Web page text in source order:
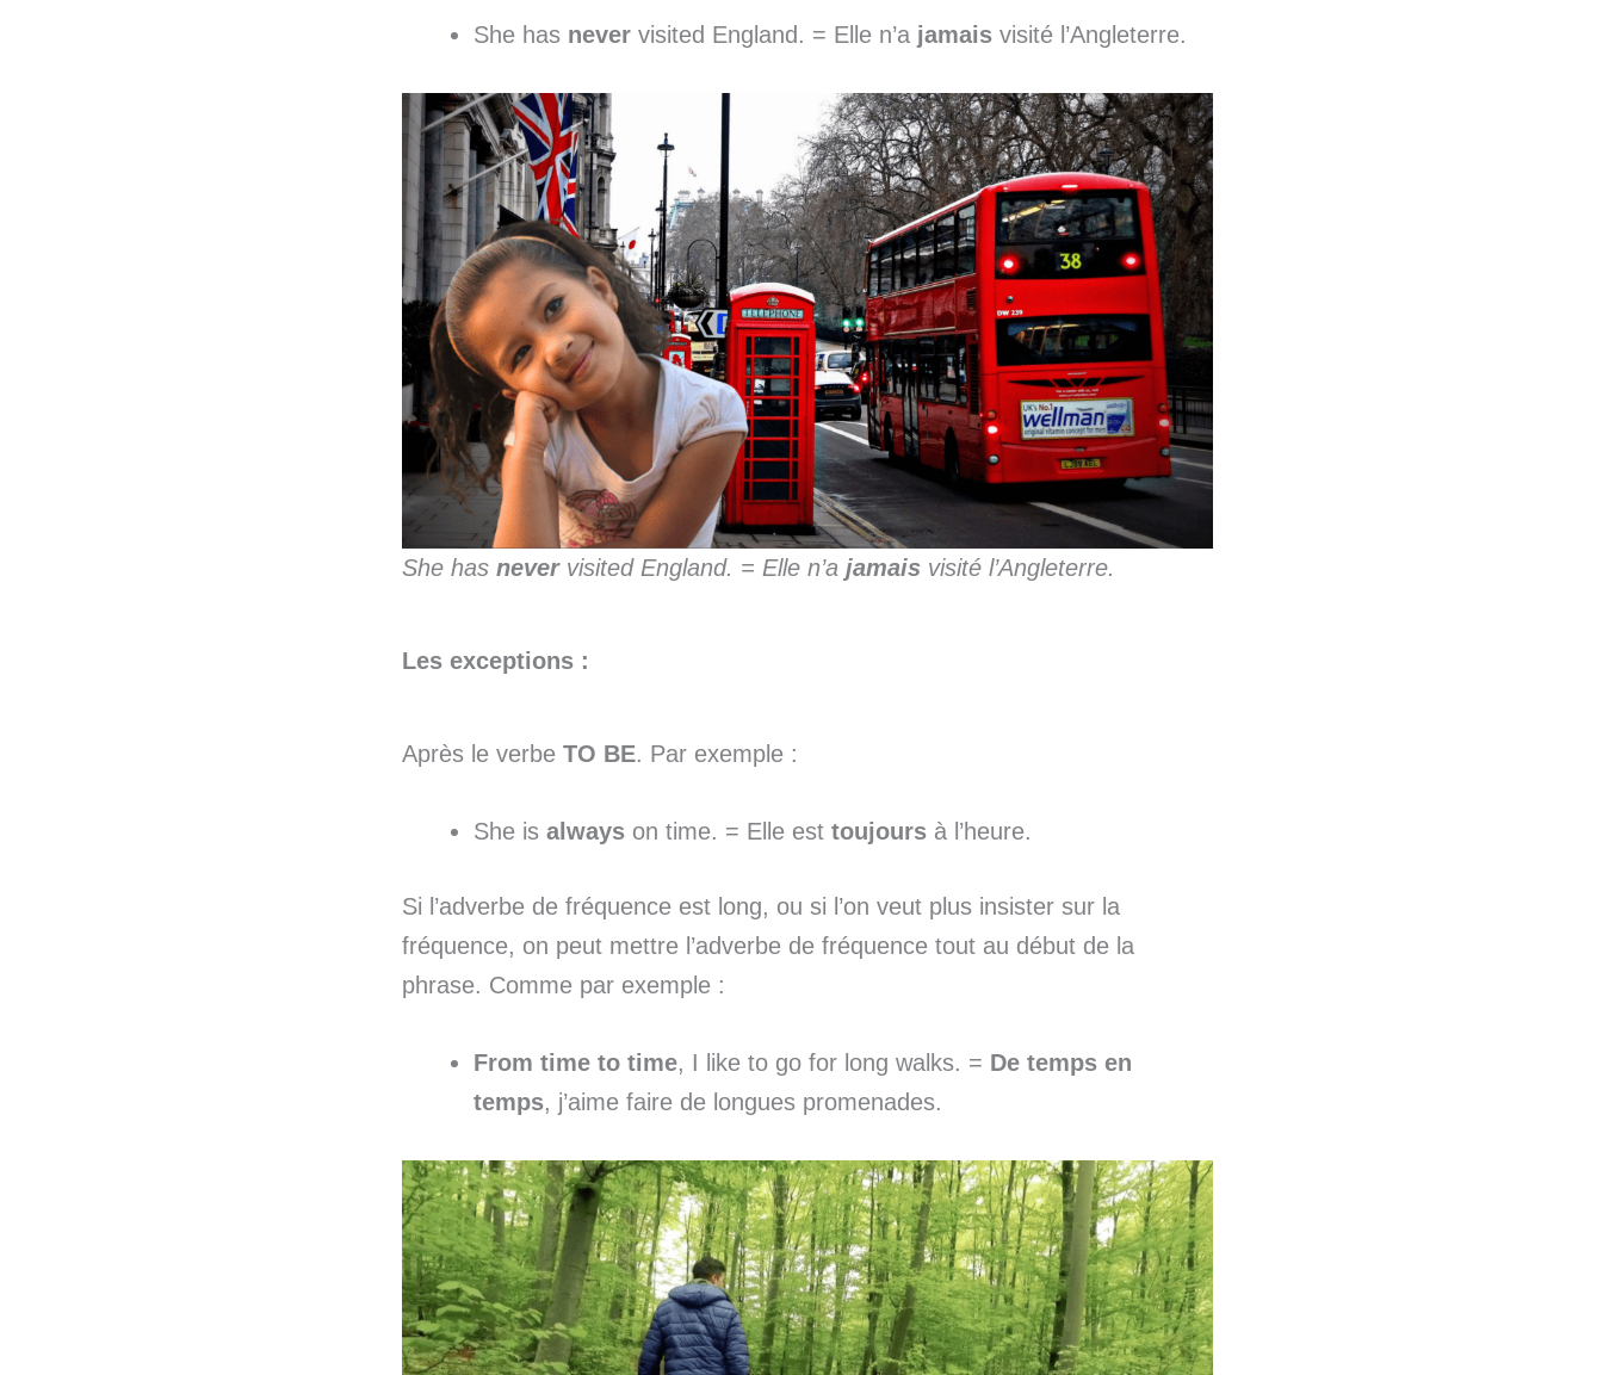
She has never visited England. = Elle n’a jamais visité l’Angleterre.
She has nevervisited England. = Elle n’a jamais visité l’Angleterre.
Les exceptions :
Après le verbe TO BE. Par exemple :
She is always on time. = Elle est toujours à l’heure.
Si l’adverbe de fréquence est long, ou si l’on veut plus insister sur la
fréquence, on peut mettre l’adverbe de fréquence tout au début de la
phrase. Comme par exemple :
From time to time, I like to go for long walks. = De temps en
temps, j’aime faire de longues promenades.